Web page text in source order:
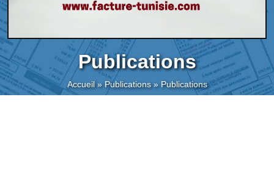
Publications
Accueil»Publications»Publications